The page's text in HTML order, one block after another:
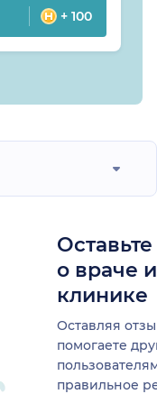
+ 100
о враче
клинике
Оставляя
помогаете
правильное